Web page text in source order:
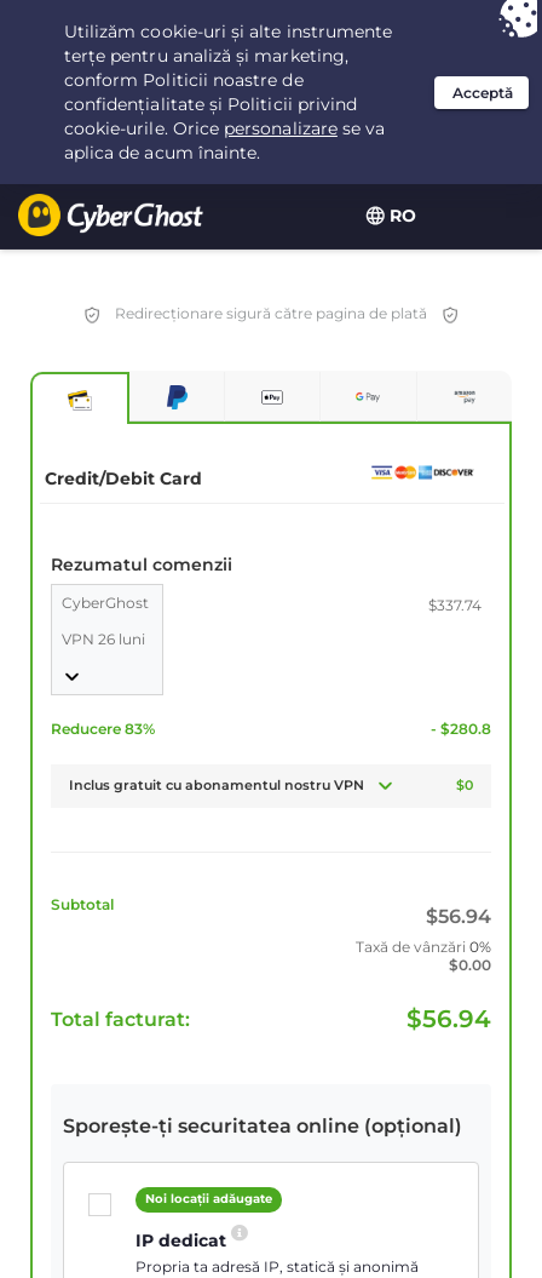
RO
Ai ales:Cea mai bună ofertăpentru 2.1666666666667ani la $
Redirecționare sigură către pagina de plată
Credit/Debit Card
Rezumatul comenzii
CyberGhost
VPN 26 luni
$337.74
Reducere 83% - $280.8
Inclus gratuit cu abonamentul nostru VPN $0
Subtotal
$56.94
Taxă de vânzări 0%
$0.00
Total facturat: $56.94
Sporește-ți securitatea online (opțional)
Noi locații adăugate
IP dedicat
Propria ta adresă IP, statică și anonimă